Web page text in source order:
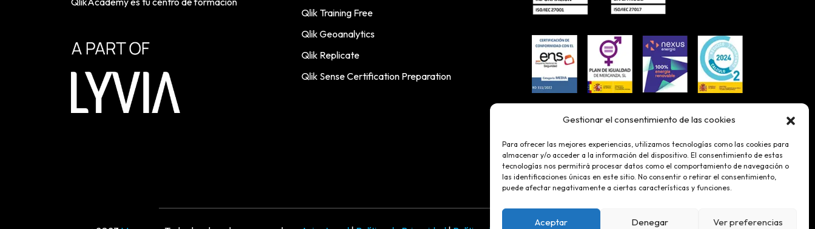
Gestionar el consentimiento de las cookies
Para ofrecer las mejores experiencias, utilizamos tecnologías como las cookies para
almacenar y/o acceder a la información del dispositivo. El consentimiento de estas
tecnologías nos permitirá procesar datos como el comportamiento de navegación o
las identificaciones únicas en este sitio. No consentir o retirar el consentimiento,
puede afectar negativamente a ciertas características y funciones.
Aceptar Denegar Ver preferencias
Qlik Training Free
Qlik Geoanalytics
Qlik Replicate
Qlik Sense Certification Preparation